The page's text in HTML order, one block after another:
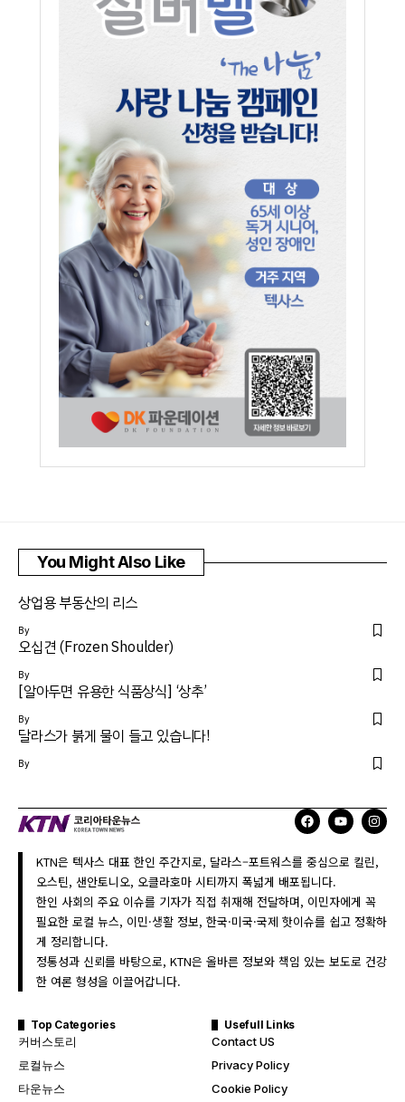
You Might Also Like
상업용 부동산의 리스
By
오십견 (Frozen Shoulder)
By
[알아두면 유용한 식품상식] ‘상추’
By
달라스가 붉게 물이 들고 있습니다!
By
KTN은 텍사스 대표 한인 주간지로, 달라스–포트워스를 중심으로 킬린,
오스틴, 샌안토니오, 오클라호마 시티까지 폭넓게 배포됩니다.
한인 사회의 주요 이슈를 기자가 직접 취재해 전달하며, 이민자에게 꼭
필요한 로컬 뉴스, 이민·생활 정보, 한국·미국·국제 핫이슈를 쉽고 정확하
게 정리합니다.
정통성과 신뢰를 바탕으로, KTN은 올바른 정보와 책임 있는 보도로 건강
한 여론 형성을 이끌어갑니다.
Top Categories
커버스토리
로컬뉴스
타운뉴스
Usefull Links
Contact US
Privacy Policy
Cookie Policy